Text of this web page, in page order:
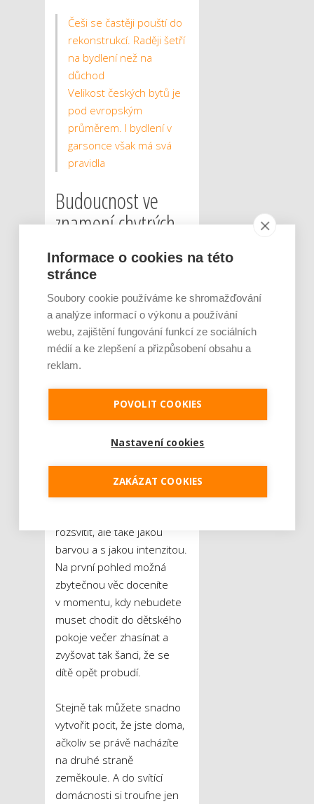
Češi se častěji pouští do
rekonstrukcí. Raději šetří
na bydlení než na
důchod
Velikost českých bytů je
pod evropským
průměrem. I bydlení v
garsonce však má svá
pravidla
Budoucnost ve
znamení chytrých
technologií
V posledních letech
počet takzvaných chytrých
domácností. Automatizace
některých úkonů totiž
zvyšuje komfort a bezpečí
obyvatel a umí i citelně
snižovat náklady. Zatímco
naši předci byli do zavedení
svíček a petrolejových lamp,
svícení už cestou z práce.
Můžete zvolit nejen čas, kdy
rozsvítit, ale také jakou
barvou a s jakou intenzitou.
Na první pohled možná
zbytečnou věc doceníte
v momentu, kdy nebudete
muset chodit do dětského
pokoje večer zhasínat a
zvyšovat tak šanci, že se
dítě opět probudí.
Stejně tak můžete snadno
vytvořit pocit, že jste doma,
ačkoliv se právě nacházíte
na druhé straně
zeměkoule. A do svítící
domácnosti si troufne jen
Informace o cookies na této
stránce
Soubory cookie používáme ke shromažďování
a analýze informací o výkonu a používání
webu, zajištění fungování funkcí ze sociálních
médií a ke zlepšení a přizpůsobení obsahu a
reklam.
POVOLIT COOKIES
Nastavení cookies
ZAKÁZAT COOKIES